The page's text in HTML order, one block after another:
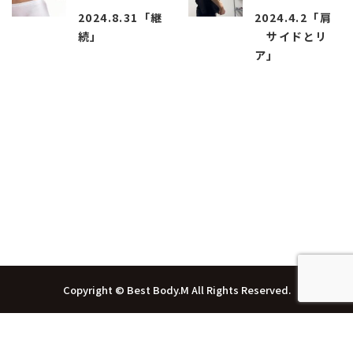
2024.8.31「継
続」
2024.4.2「肩
サイドとリ
ア」
Copyright © Best Body.M All Rights Reserved.